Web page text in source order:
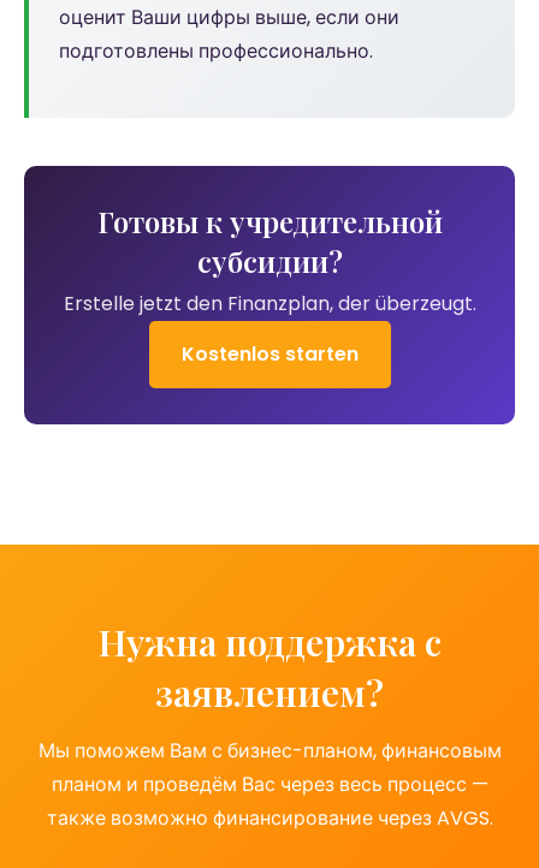
оценит Ваши цифры выше, если они
подготовлены профессионально.
Готовы к учредительной
субсидии?
Erstelle jetzt den Finanzplan, der überzeugt.
Kostenlos starten
Нужна поддержка с
заявлением?
Мы поможем Вам с бизнес-планом, финансовым
планом и проведём Вас через весь процесс —
также возможно финансирование через AVGS.